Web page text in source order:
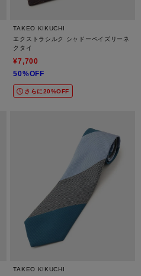
TAKEO KIKUCHI
エクストラシルク シャドーペイズリーネ
クタイ
¥7,700
50%OFF
さらに20%OFF
TAKEO KIKUCHI